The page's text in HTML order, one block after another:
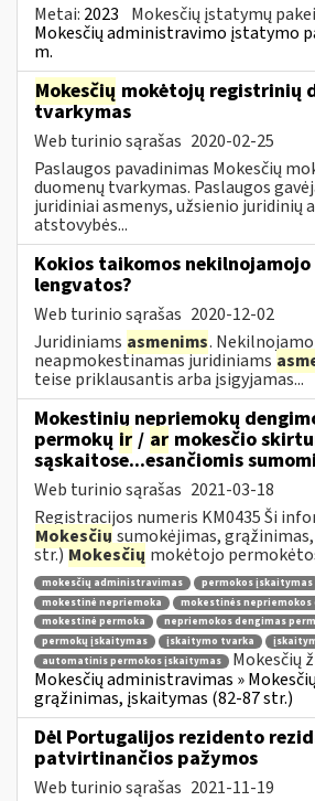
Metai: 2023 Mokesčių įstatymų
Mokesčių administravimo įstatymo
m.
Mokesčių mokėtojų registrinių
tvarkymas
Web turinio sąrašas 2020-02-25
Paslaugos pavadinimas Mokesčių
duomenų tvarkymas. Paslaugos
juridiniai asmenys, užsienio juridinių
atstovybės...
Kokios taikomos
lengvatos?
Web turinio sąrašas 2020-12-02
Juridiniams asmenims.
neapmokestinamas juridiniams
teise priklausantis arba įsigyjamas...
Mokestinių nepriemokų
permokų ir / ar mokesčio
sąskaitose...esančiomis
Web turinio sąrašas 2021-03-18
Registracijos numeris KM0435 Ši
Mokesčių sumokėjimas,
str.)Mokesčių mokėtojo
mokesčių administravimas permokos įskaitymas
mokestinė nepriemoka
mokestinės nepriemokos
mokestinė permoka
nepriemokos dengimas
permokų įskaitymas
įskaitymo tvarka
automatinis permokos įskaitymas
Mokesčių
Mokesčių administravimas »
grąžinimas, įskaitymas (82-87 str.)
Dėl Portugalijos rezidento
patvirtinančios pažymos
Web turinio sąrašas 2021-11-19